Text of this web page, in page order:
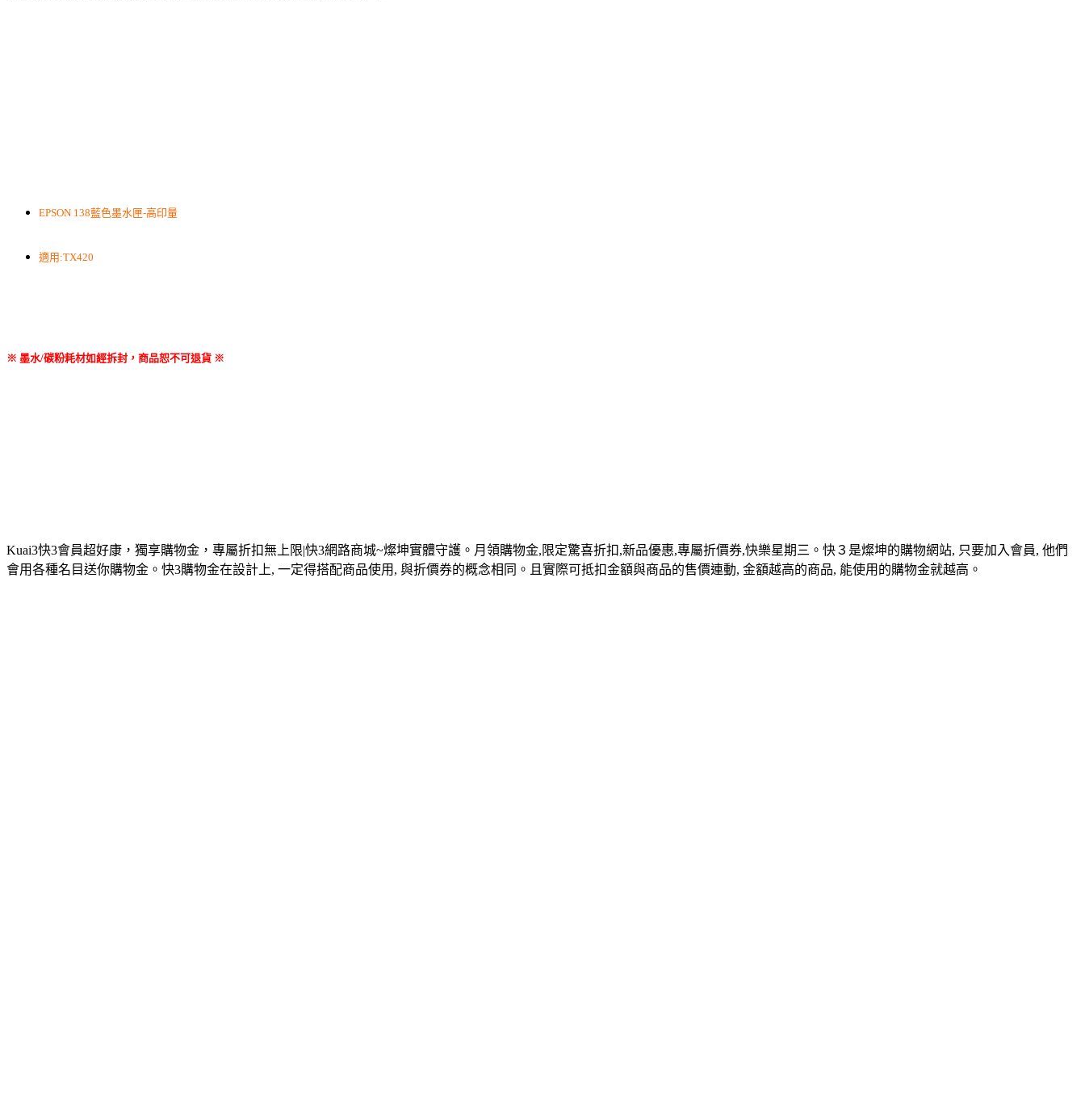
EPSON 138藍色墨水匣-高印量
適用:TX420
※ 墨水/碳粉耗材如經拆封，商品恕不可退貨 ※
Kuai3快3會員超好康，獨享購物金，專屬折扣無上限|快3網路商城~燦坤實體守護。月領購物金,限定驚喜折扣,新品優惠,專屬折價券,快樂星期三。快３是燦坤的購物網站, 只要加入會員, 他們
會用各種名目送你購物金。快3購物金在設計上, 一定得搭配商品使用, 與折價券的概念相同。且實際可抵扣金額與商品的售價連動, 金額越高的商品, 能使用的購物金就越高。